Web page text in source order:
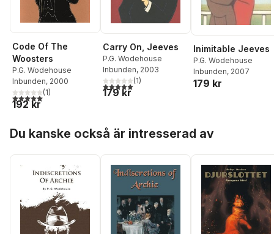
Code Of The
Woosters
P.G. Wodehouse
Inbunden, 2000
5,0utav 5 stjärnor. Totalt antal röster:
(1)
192 kr
Carry On, Jeeves
P.G. Wodehouse
Inbunden, 2003
5,0utav 5 stjärnor. Totalt antal röster:
(1)
179 kr
Inimitable Jeeves
P.G. Wodehouse
Inbunden, 2007
179 kr
Du kanske också är intresserad av